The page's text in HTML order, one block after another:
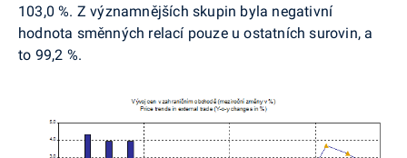
103,0 %. Z významnějších skupin byla negativní
hodnota směnných relací pouze u ostatních surovin, a
to 99,2 %.